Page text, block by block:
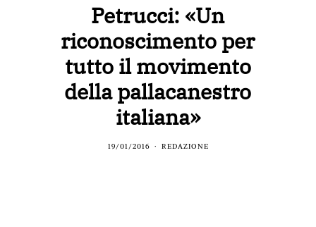
Petrucci: «Un
riconoscimento per
tutto il movimento
della pallacanestro
italiana»
19/01/2016 REDAZIONE